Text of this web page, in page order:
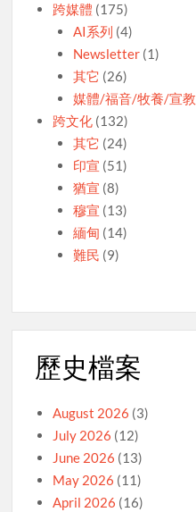
跨媒體 (175)
AI系列 (4)
Newsletter(1)
其它 (26)
媒體/福音/牧養/宣教
跨文化 (132)
其它 (24)
印宣 (51)
猶宣 (8)
穆宣 (13)
緬甸 (14)
難民 (9)
歷史檔案
August 2026 (3)
July 2026 (12)
June 2026 (13)
May 2026 (11)
April 2026 (16)